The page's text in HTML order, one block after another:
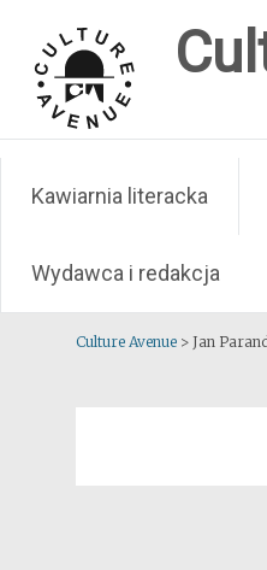
content
Kawiarnia literacka
Wydawca i redakcja
Culture Avenue > Jan